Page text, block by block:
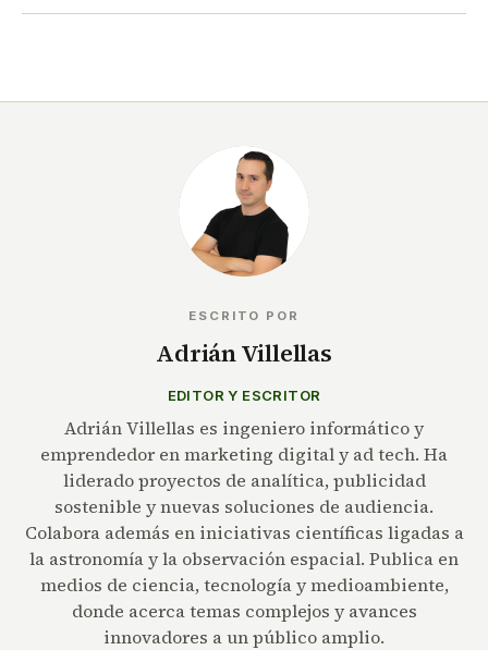
ESCRITO POR
Adrián Villellas
EDITOR Y ESCRITOR
Adrián Villellas es ingeniero informático y
emprendedor en marketing digital y ad tech. Ha
liderado proyectos de analítica, publicidad
sostenible y nuevas soluciones de audiencia.
Colabora además en iniciativas científicas ligadas a
la astronomía y la observación espacial. Publica en
medios de ciencia, tecnología y medioambiente,
donde acerca temas complejos y avances
innovadores a un público amplio.